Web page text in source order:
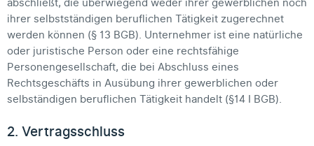
ihrer selbstständigen beruflichen Tätigkeit zugerechnet
werden können (§ 13 BGB). Unternehmer ist eine natürliche
oder juristische Person oder eine rechtsfähige
Personengesellschaft, die bei Abschluss eines
Rechtsgeschäfts in Ausübung ihrer gewerblichen oder
selbständigen beruflichen Tätigkeit handelt (§14 I BGB).
2. Vertragsschluss